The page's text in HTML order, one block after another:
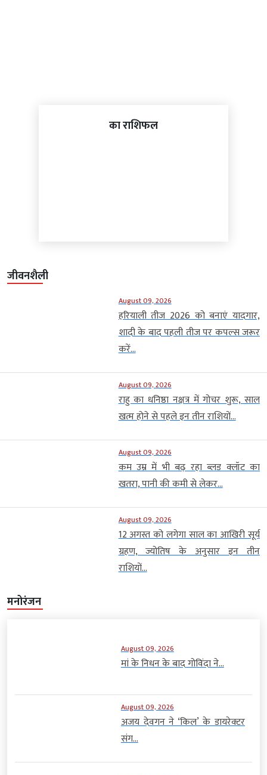
का राशिफल
जीवनशैली
August 09, 2026
हरियाली तीज 2026 को बनाएं यादगार,
शादी के बाद पहली तीज पर कपल्स जरूर
करें...
August 09, 2026
राहु का धनिष्ठा नक्षत्र में गोचर शुरू, साल
खत्म होने से पहले इन तीन राशियों...
August 09, 2026
कम उम्र में भी बढ़ रहा ब्लड क्लॉट का
खतरा, पानी की कमी से लेकर...
August 09, 2026
12 अगस्त को लगेगा साल का आखिरी सूर्य
ग्रहण, ज्योतिष के अनुसार इन तीन
राशियों...
मनोरंजन
August 09, 2026
मां के निधन के बाद गोविंदा ने...
August 09, 2026
अजय देवगन ने ‘किल’ के डायरेक्टर
संग...